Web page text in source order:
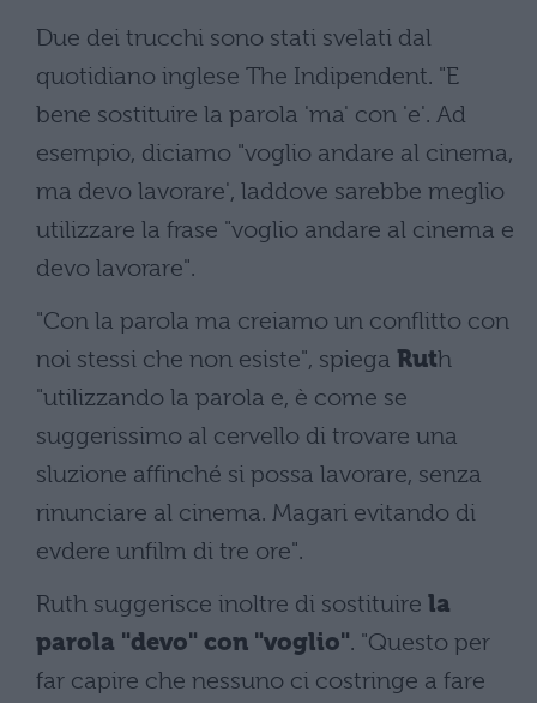
Due dei trucchi sono stati svelati dal
quotidiano inglese The Indipendent. "E
bene sostituire la parola 'ma' con 'e'. Ad
esempio, diciamo "voglio andare al cinema,
ma devo lavorare', laddove sarebbe meglio
utilizzare la frase "voglio andare al cinema e
devo lavorare".
"Con la parola ma creiamo un conflitto con
noi stessi che non esiste", spiega Ruth
"utilizzando la parola e, è come se
suggerissimo al cervello di trovare una
sluzione affinché si possa lavorare, senza
rinunciare al cinema. Magari evitando di
evdere unfilm di tre ore".
Ruth suggerisce inoltre di sostituire la
parola "devo" con "voglio". "Questo per
far capire che nessuno ci costringe a fare